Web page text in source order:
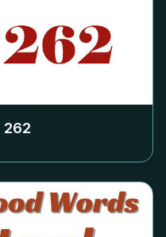
262